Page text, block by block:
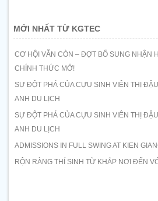
MỚI NHẤT TỪ KGTEC
CƠ HỘI VẪN CÒN – ĐỢT BỔ SUNG NHẬN
CHÍNH THỨC MỞ!
SỰ ĐỘT PHÁ CỦA CỰU SINH VIÊN THỊ
ANH DU LỊCH
SỰ ĐỘT PHÁ CỦA CỰU SINH VIÊN THỊ
ANH DU LỊCH
ADMISSIONS IN FULL SWING AT KIEN
RỘN RÀNG THÍ SINH TỪ KHẮP NƠI ĐẾN